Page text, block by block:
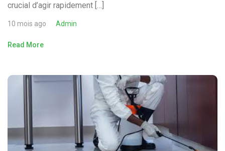
crucial d’agir rapidement […]
10 mois ago Admin
Read More